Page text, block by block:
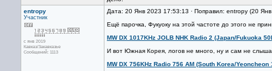
entropy
Участник
с янв 2019
Кавказ/Закавказье
Сообщений: 1113
Дата: 20 Янв 2023 17:53:13 · Поправил: entropy (20
Ещё парочка, Фукуоку на этой частоте до этого не
MW DX 1017KHz JOLB NHK Radio 2 (Japan/Fukuoka
И вот Южная Корея, логов не много, ну и сам не
MW DX 756KHz Radio 756 AM (South Korea/Yeoncheon